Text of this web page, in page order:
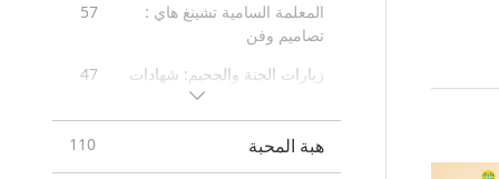
المعلمة السامية تشينغ هاي :
تصاميم وفن
57
زيارات الجنة والجحيم: شهادات
47
رسائل من المشاهير
16
هبة المحبة 110